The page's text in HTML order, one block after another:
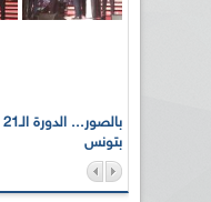
بتونس